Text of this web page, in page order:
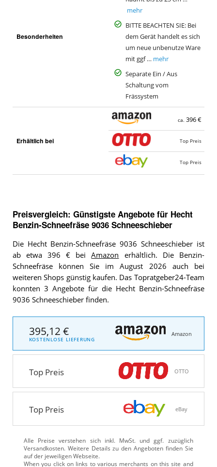
Besonderheiten
mehr
BITTE BEACHTEN SIE: Bei
dem Gerät handelt es sich
um neue unbenutze Ware
mit ggf … mehr
Separate Ein / Aus
Schaltung vom
Frässystem
Erhältlich bei
ca. 396 €
Top Preis
Top Preis
Preisvergleich: Günstigste Angebote für Hecht
Benzin-Schneefräse 9036 Schneeschieber
Die Hecht Benzin-Schneefräse 9036 Schneeschieber ist
ab etwa 396 € beiAmazon erhältlich. Die Benzin-
Schneefräse können Sie im August 2026 auch bei
weiteren Shops günstig kaufen. Das Topratgeber24-Team
konnten 3 Angebote für die Hecht Benzin-Schneefräse
9036 Schneeschieber finden.
395,12 €
KOSTENLOSE LIEFERUNG
Amazon
Top Preis OTTO
Top Preis eBay
Alle Preise verstehen sich inkl. MwSt. und ggf. zuzüglich
Versandkosten. Weitere Details zu den Angeboten finden Sie
auf der jeweiligen Webseite.